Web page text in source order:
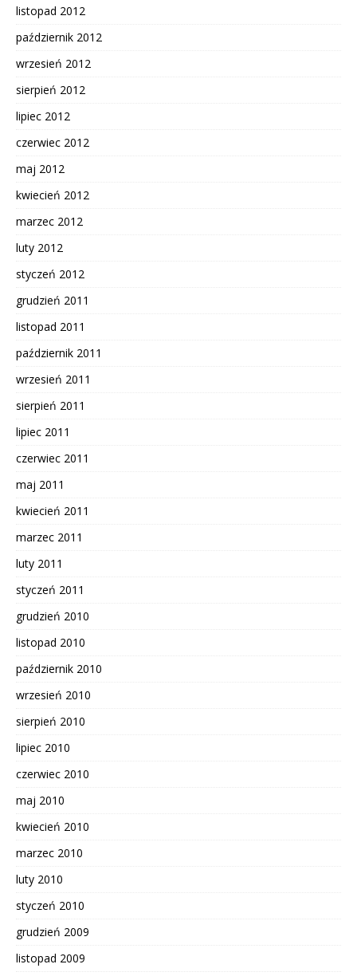
listopad 2012
październik 2012
wrzesień 2012
sierpień 2012
lipiec 2012
czerwiec 2012
maj 2012
kwiecień 2012
marzec 2012
luty 2012
styczeń 2012
grudzień 2011
listopad 2011
październik 2011
wrzesień 2011
sierpień 2011
lipiec 2011
czerwiec 2011
maj 2011
kwiecień 2011
marzec 2011
luty 2011
styczeń 2011
grudzień 2010
listopad 2010
październik 2010
wrzesień 2010
sierpień 2010
lipiec 2010
czerwiec 2010
maj 2010
kwiecień 2010
marzec 2010
luty 2010
styczeń 2010
grudzień 2009
listopad 2009